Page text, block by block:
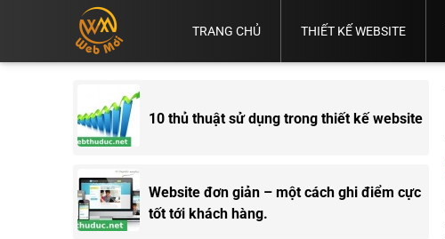
TRANG CHỦ THIẾT KẾ WEBSITE
Thiết
Dương
Thiết
Hàng
Thiết
SEO
Có
10 thủ thuật sử dụng trong thiết kế website
Website đơn giản – một cách ghi điểm cực
tốt tới khách hàng.